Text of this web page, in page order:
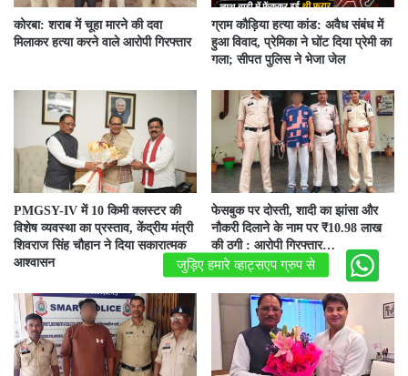
कोरबा: शराब में चूहा मारने की दवा
मिलाकर हत्या करने वाले आरोपी गिरफ्तार
ग्राम कौड़िया हत्या कांड: अवैध संबंध में
हुआ विवाद, प्रेमिका ने घोंट दिया प्रेमी का
गला; सीपत पुलिस ने भेजा जेल
PMGSY-IV में 10 किमी क्लस्टर की
विशेष व्यवस्था का प्रस्ताव, केंद्रीय मंत्री
शिवराज सिंह चौहान ने दिया सकारात्मक
आश्वासन
फेसबुक पर दोस्ती, शादी का झांसा और
नौकरी दिलाने के नाम पर ₹10.98 लाख
की ठगी : आरोपी गिरफ्तार…